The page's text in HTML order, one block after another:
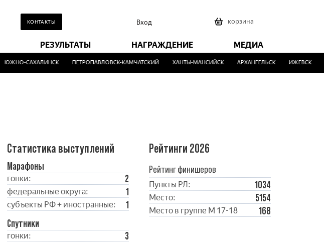
КОНТАКТЫ Вход корзина
РЕЗУЛЬТАТЫ НАГРАЖДЕНИЕ МЕДИА
ЮЖНО-САХАЛИНСК ПЕТРОПАВЛОВСК-КАМЧАТСКИЙ ХАНТЫ-МАНСИЙСК АРХАНГЕЛЬСК ИЖЕВСК
Статистика выступлений
Марафоны
гонки: 2
федеральные округа: 1
субъекты РФ + иностранные:
1
Спутники
гонки: 3
Рейтинги 2026
Рейтинг финишеров
Пункты РЛ: 1034
Место: 5154
Место в группе М 17-18 168